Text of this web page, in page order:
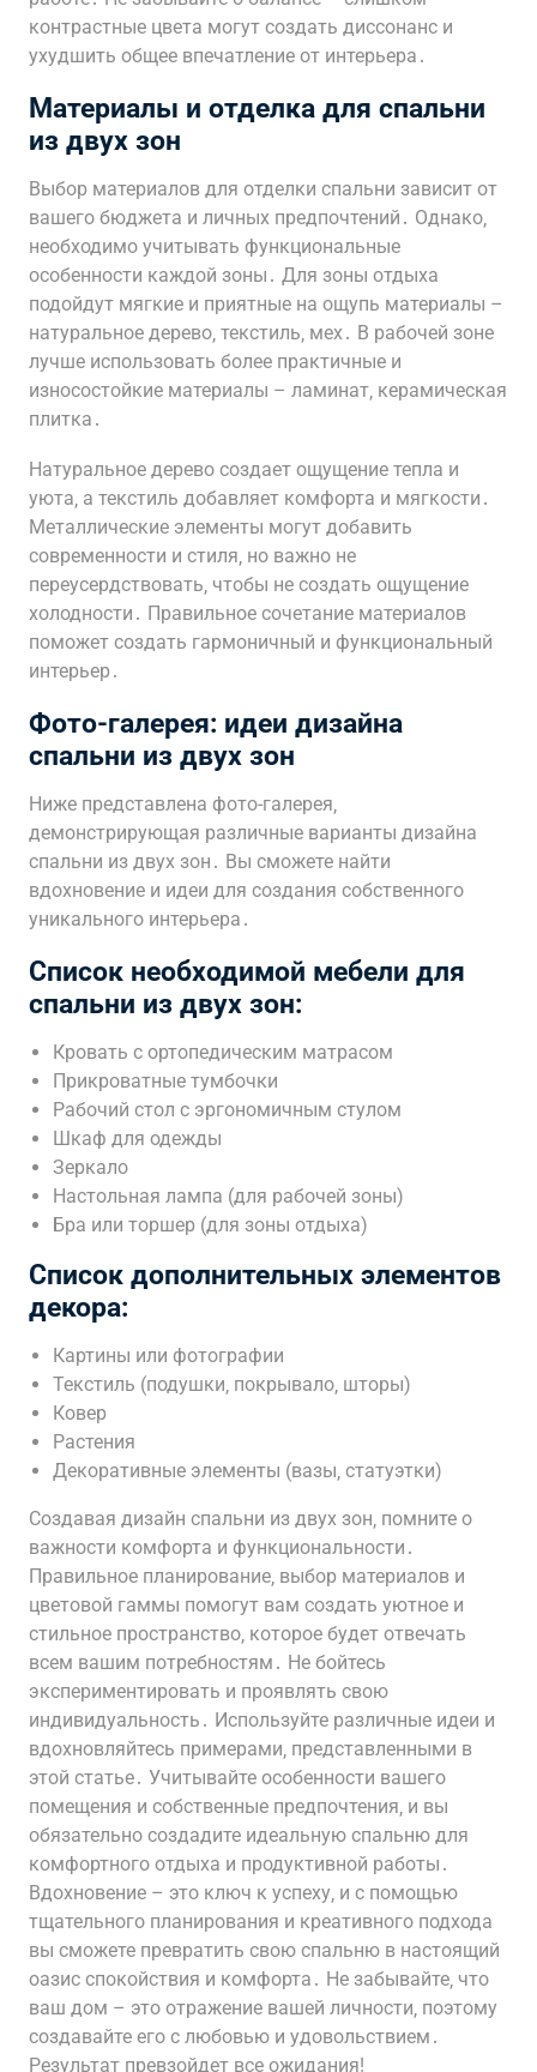
контрастные цвета могут создать диссонанс и
ухудшить общее впечатление от интерьера․
Материалы и отделка для спальни
из двух зон
Выбор материалов для отделки спальни зависит от
вашего бюджета и личных предпочтений․ Однако‚
необходимо учитывать функциональные
особенности каждой зоны․ Для зоны отдыха
подойдут мягкие и приятные на ощупь материалы –
натуральное дерево‚ текстиль‚ мех․ В рабочей зоне
лучше использовать более практичные и
износостойкие материалы – ламинат‚ керамическая
плитка․
Натуральное дерево создает ощущение тепла и
уюта‚ а текстиль добавляет комфорта и мягкости․
Металлические элементы могут добавить
современности и стиля‚ но важно не
переусердствовать‚ чтобы не создать ощущение
холодности․ Правильное сочетание материалов
поможет создать гармоничный и функциональный
интерьер․
Фото-галерея: идеи дизайна
спальни из двух зон
Ниже представлена фото-галерея‚
демонстрирующая различные варианты дизайна
спальни из двух зон․ Вы сможете найти
вдохновение и идеи для создания собственного
уникального интерьера․
Список необходимой мебели для
спальни из двух зон:
Кровать с ортопедическим матрасом
Прикроватные тумбочки
Рабочий стол с эргономичным стулом
Шкаф для одежды
Зеркало
Настольная лампа (для рабочей зоны)
Бра или торшер (для зоны отдыха)
Список дополнительных элементов
декора:
Картины или фотографии
Текстиль (подушки‚ покрывало‚ шторы)
Ковер
Растения
Декоративные элементы (вазы‚ статуэтки)
Создавая дизайн спальни из двух зон‚ помните о
важности комфорта и функциональности․
Правильное планирование‚ выбор материалов и
цветовой гаммы помогут вам создать уютное и
стильное пространство‚ которое будет отвечать
всем вашим потребностям․ Не бойтесь
экспериментировать и проявлять свою
индивидуальность․ Используйте различные идеи и
вдохновляйтесь примерами‚ представленными в
этой статье․ Учитывайте особенности вашего
помещения и собственные предпочтения‚ и вы
обязательно создадите идеальную спальню для
комфортного отдыха и продуктивной работы․
Вдохновение – это ключ к успеху‚ и с помощью
тщательного планирования и креативного подхода
вы сможете превратить свою спальню в настоящий
оазис спокойствия и комфорта․ Не забывайте‚ что
ваш дом – это отражение вашей личности‚ поэтому
создавайте его с любовью и удовольствием․
Результат превзойдет все ожидания!